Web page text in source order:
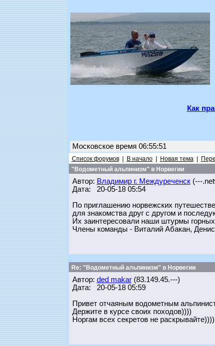
Как
Московское время 06:55:51
Список форумов| В начало| Новая тема|
"Водометный альпинизм" в Норвегии
Автор: Владимир г. Междуреченск(---
Дата: 20-05-18 05:54
По приглашению норвежских
для знакомства друг с другом и
Их заинтересовали наши штурмы
Члены команды - Виталий Абакан,
Re: "Водометный альпинизм" в Норвегии
Автор: ded makar(83.149.45.---)
Дата: 20-05-18 05:59
Привет отчаяным водометным
Держите в курсе своих походов))))
Норгам всех секретов не